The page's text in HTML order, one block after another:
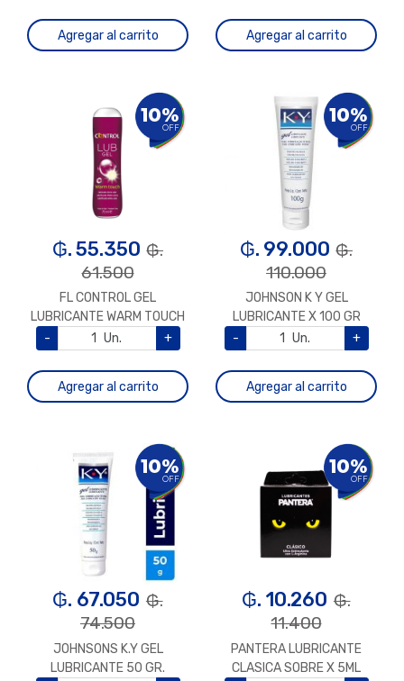
Agregar al carrito Agregar al carrito
10%
OFF
₲. 55.350 ₲.
61.500
FL CONTROL GEL
LUBRICANTE WARM TOUCH
X 75ML
- Un. +
Agregar al carrito
10%
OFF
₲. 99.000 ₲.
110.000
JOHNSON K Y GEL
LUBRICANTE X 100 GR
-
Un. +
Agregar al carrito
10%
OFF
₲. 67.050 ₲.
74.500
JOHNSONS K.Y GEL
LUBRICANTE 50 GR.
10%
OFF
₲. 10.260 ₲.
11.400
PANTERA LUBRICANTE
CLASICA SOBRE X 5ML